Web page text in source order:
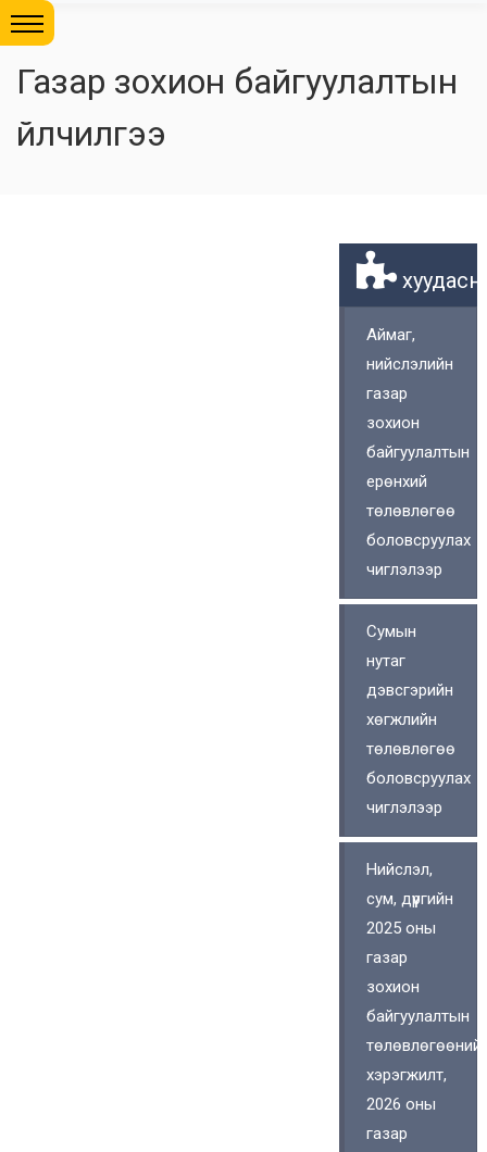
Газар зохион байгуулалтын
үйлчилгээ
Аймаг,
нийслэлийн
газар
зохион
байгуулалтын
ерөнхий
төлөвлөгөө
боловсруулах
чиглэлээр
Сумын
нутаг
дэвсгэрийн
хөгжлийн
төлөвлөгөө
боловсруулах
чиглэлээр
Нийслэл,
сум, дүүргийн
2025 оны
газар
зохион
байгуулалтын
төлөвлөгөөний
хэрэгжилт,
2026 оны
газар